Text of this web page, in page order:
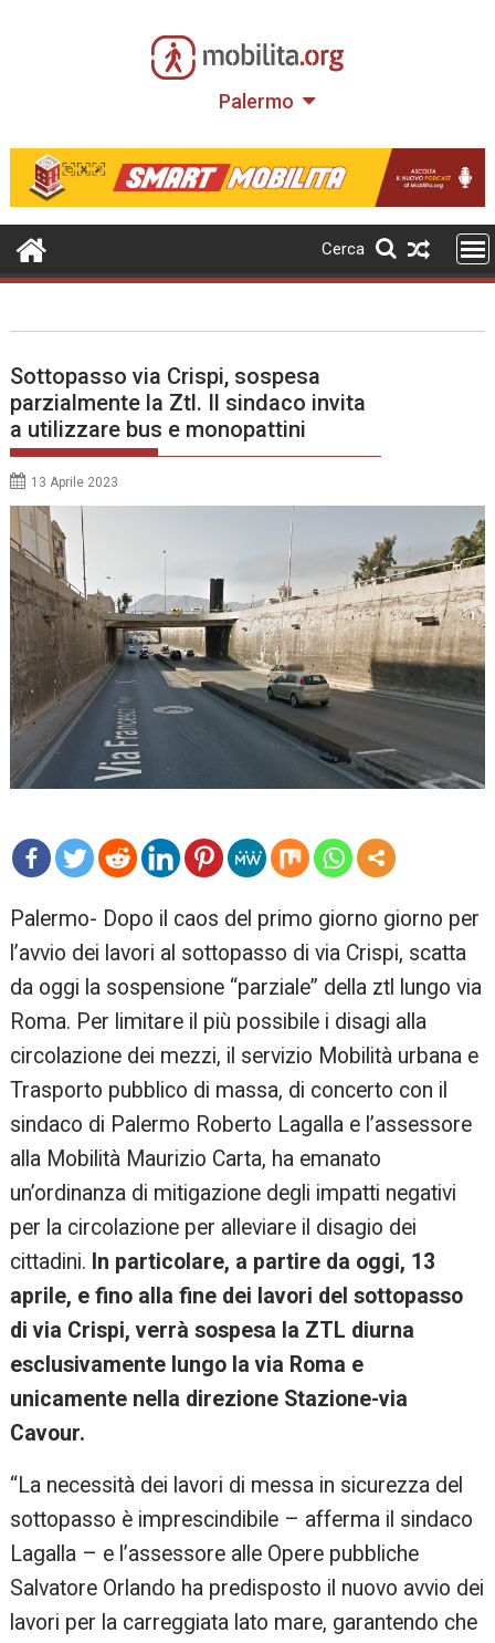
Palermo
Cerca
Sottopasso via Crispi, sospesa
parzialmente la Ztl. Il sindaco invita
a utilizzare bus e monopattini
13 Aprile 2023
re
Palermo- Dopo il caos del primo giorno giorno per
l’avvio dei lavori al sottopasso di via Crispi, scatta
da oggi la sospensione “parziale” della ztl lungo via
Roma. Per limitare il più possibile i disagi alla
circolazione dei mezzi, il servizio Mobilità urbana e
Trasporto pubblico di massa, di concerto con il
sindaco di Palermo Roberto Lagalla e l’assessore
alla Mobilità Maurizio Carta, ha emanato
un’ordinanza di mitigazione degli impatti negativi
per la circolazione per alleviare il disagio dei
cittadini. In particolare, a partire da oggi, 13
aprile, e fino alla fine dei lavori del sottopasso
di via Crispi, verrà sospesa la ZTL diurna
esclusivamente lungo la via Roma e
unicamente nella direzione Stazione-via
Cavour.
“La necessità dei lavori di messa in sicurezza del
sottopasso è imprescindibile – afferma il sindaco
Lagalla – e l’assessore alle Opere pubbliche
Salvatore Orlando ha predisposto il nuovo avvio dei
lavori per la carreggiata lato mare, garantendo che